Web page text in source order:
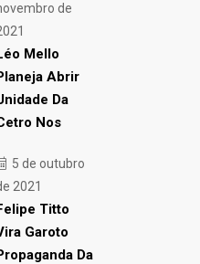
de
Mello
Abrir
Da
Nos
5 de outubro
2021
Titto
Garoto
Da